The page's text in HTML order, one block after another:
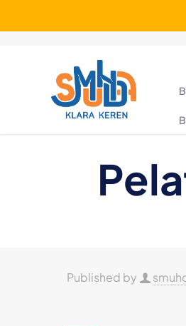
Published by